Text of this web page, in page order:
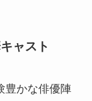
ャスト
豊かな俳優陣